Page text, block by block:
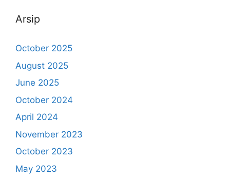
Arsip
October 2025
August 2025
June 2025
October 2024
April 2024
November 2023
October 2023
May 2023